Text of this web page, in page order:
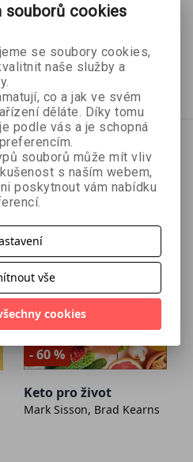
351 Kč 439 Kč
- 60 %
Keto pro život
Mark Sisson, Brad Kearns
souborů cookies
se soubory cookies,
naše služby a
co a jak ve svém
děláte. Díky tomu
podle vás a je schopná
souborů může mít vliv
s naším webem,
poskytnout vám nabídku
vše
cookies